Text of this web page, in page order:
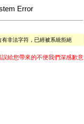
Error
非法字符，已經被系統拒絕
誤給您帶來的不便我們深感歉意